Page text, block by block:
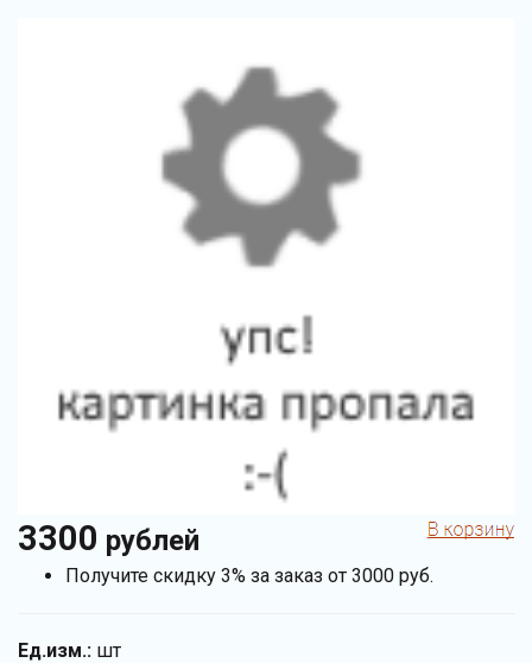
3300 рублей
Получите скидку 3% за заказ от 3000 руб.
Ед.изм.: шт